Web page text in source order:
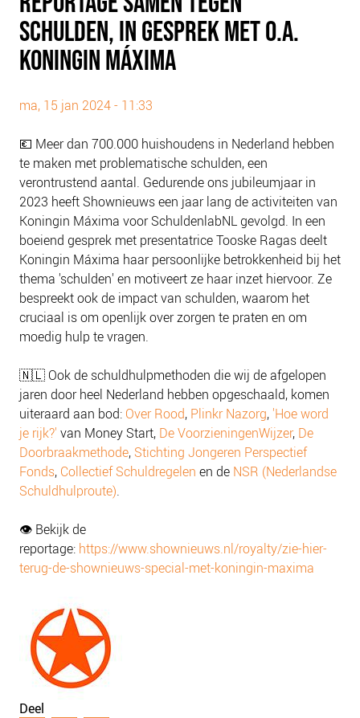
PLINKR NAZORG
SOCIALDEBT
DOORBRAAKMETHODE
DE VOORZIENINGENWIJZER
NEDERLANDSE SCHULDHULPROUTE (NSR)
OVER ONS
VISIE EN MISSIE
HET TEAM
ONZE PARTNERS
VACATURES
IN DE MEDIA
OVER NCFG
NIEUWS
BLOGS
SCHULDEN, IN GESPREK MET O.A.
KONINGIN MÁXIMA
ma, 15 jan 2024 - 11:33
💶 Meer dan 700.000 huishoudens in Nederland hebben
te maken met problematische schulden, een
verontrustend aantal. Gedurende ons jubileumjaar in
2023 heeft Shownieuws een jaar lang de activiteiten van
Koningin Máxima voor SchuldenlabNL gevolgd. In een
boeiend gesprek met presentatrice Tooske Ragas deelt
Koningin Máxima haar persoonlijke betrokkenheid bij het
thema 'schulden' en motiveert ze haar inzet hiervoor. Ze
bespreekt ook de impact van schulden, waarom het
cruciaal is om openlijk over zorgen te praten en om
moedig hulp te vragen.
🇳🇱 Ook de schuldhulpmethoden die wij de afgelopen
jaren door heel Nederland hebben opgeschaald, komen
uiteraard aan bod: Over Rood, Plinkr Nazorg, 'Hoe word
je rijk?' van Money Start, De VoorzieningenWijzer, De
Doorbraakmethode, Stichting Jongeren Perspectief
Fonds, Collectief Schuldregelen en de NSR (Nederlandse
Schuldhulproute).
👁 Bekijk de
reportage: https://www.shownieuws.nl/royalty/zie-hier-
terug-de-shownieuws-special-met-koningin-maxima
Deel